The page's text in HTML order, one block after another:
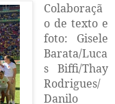
Colaboraçã
o de texto e
foto: Gisele
Barata/Luca
s Biffi/Thay
Rodrigues/
Danilo